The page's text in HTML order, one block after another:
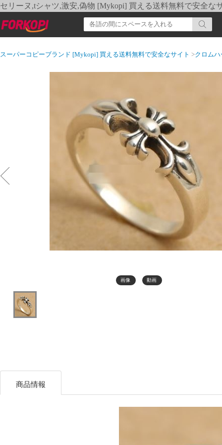
セリーヌ,tシャツ,激安,偽物 [Mykopi] 買える送料無料で安全な
スーパーコピーブランド [Mykopi] 買える送料無料で安全なサイト >クロム
画像 動画
商品情報